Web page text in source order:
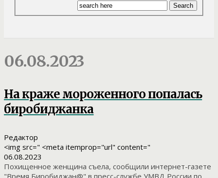
06.08.2023
На краже мороженного попалась
биробиджанка
Редактор
<img src=" <meta itemprop="url" content="
06.08.2023
Похищенное женщина съела, сообщили интернет-газете
"Время Биробиджан@" в пресс-службе УМВД России по